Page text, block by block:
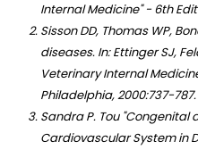
Internal Medicine" - 6th
Sisson DD, Thomas WP,
diseases. In: Ettinger SJ,
Veterinary Internal
Philadelphia, 2000:737-787.
Sandra P. Tou "Congenital
Cardiovascular System in